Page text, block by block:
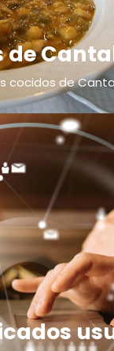
de
cocidos de